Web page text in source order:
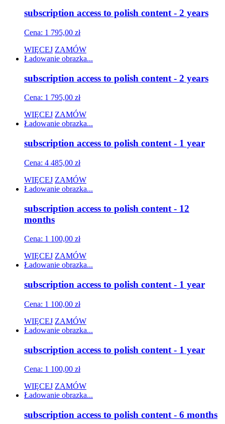
subscription access to polish content - 2 years
Cena: 1 795,00 zł
WIĘCEJ ZAMÓW
Ładowanie obrazka...
subscription access to polish content - 2 years
Cena: 1 795,00 zł
WIĘCEJ ZAMÓW
Ładowanie obrazka...
subscription access to polish content - 1 year
Cena: 4 485,00 zł
WIĘCEJ ZAMÓW
Ładowanie obrazka...
subscription access to polish content - 12
months
Cena: 1 100,00 zł
WIĘCEJ ZAMÓW
Ładowanie obrazka...
subscription access to polish content - 1 year
Cena: 1 100,00 zł
WIĘCEJ ZAMÓW
Ładowanie obrazka...
subscription access to polish content - 1 year
Cena: 1 100,00 zł
WIĘCEJ ZAMÓW
Ładowanie obrazka...
subscription access to polish content - 6 months